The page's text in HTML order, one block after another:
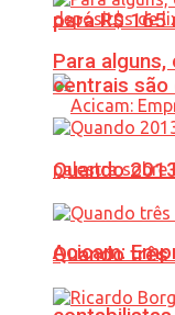
para R$ 165
Acicam:
Para
centrais
Quando
Quando três